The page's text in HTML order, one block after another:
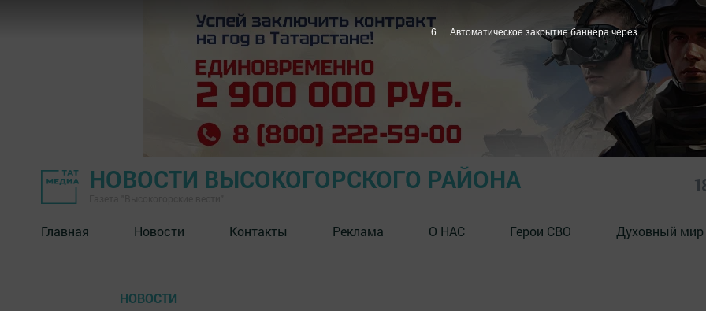
НОВОСТИ ВЫСОКОГОРСКОГО РАЙОНА
Главная Новости Контакты Реклама О НАС Герои СВО Духовный мир
НОВОСТИ
5 Автоматическое закрытие баннера через